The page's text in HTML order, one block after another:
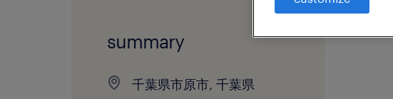
summary
千葉県市原市, 千葉県